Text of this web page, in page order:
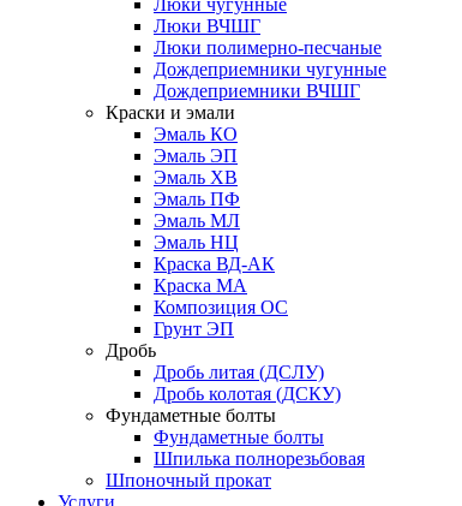
Люки чугунные
Люки ВЧШГ
Люки полимерно-песчаные
Дождеприемники чугунные
Дождеприемники ВЧШГ
Краски и эмали
Эмаль КО
Эмаль ЭП
Эмаль ХВ
Эмаль ПФ
Эмаль МЛ
Эмаль НЦ
Краска ВД-АК
Краска МА
Композиция ОС
Грунт ЭП
Дробь
Дробь литая (ДСЛУ)
Дробь колотая (ДСКУ)
Фундаметные болты
Фундаметные болты
Шпилька полнорезьбовая
Шпоночный прокат
Услуги